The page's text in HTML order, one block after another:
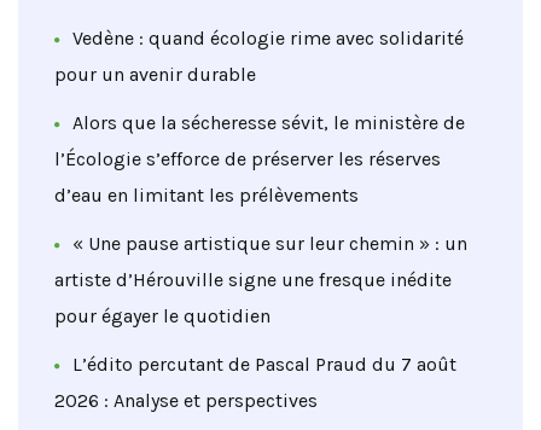
Vedène : quand écologie rime avec solidarité
pour un avenir durable
Alors que la sécheresse sévit, le ministère de
l’Écologie s’efforce de préserver les réserves
d’eau en limitant les prélèvements
« Une pause artistique sur leur chemin » : un
artiste d’Hérouville signe une fresque inédite
pour égayer le quotidien
L’édito percutant de Pascal Praud du 7 août
2026 : Analyse et perspectives